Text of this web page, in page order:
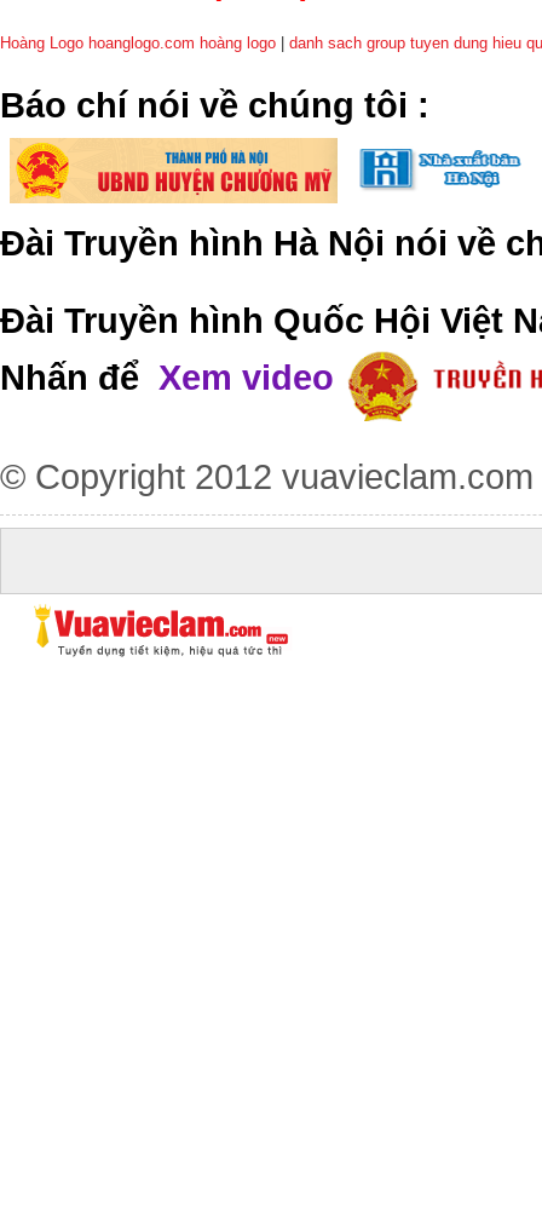
Hoàng Logo hoanglogo.com hoàng logo danh sach group tuyen dung hieu
​Báo chí nói về chúng tôi :
Đài Truyền hình Hà Nội nói về
Đài Truyền hình Quốc Hội Việt
Nhấn để Xem video
© Copyright 2012 vuavieclam.com